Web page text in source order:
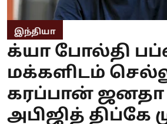
இந்தியா
க்யா போல்தி
மக்களிடம்
கரப்பான் ஜனதா
அபிஜித் திப்கே